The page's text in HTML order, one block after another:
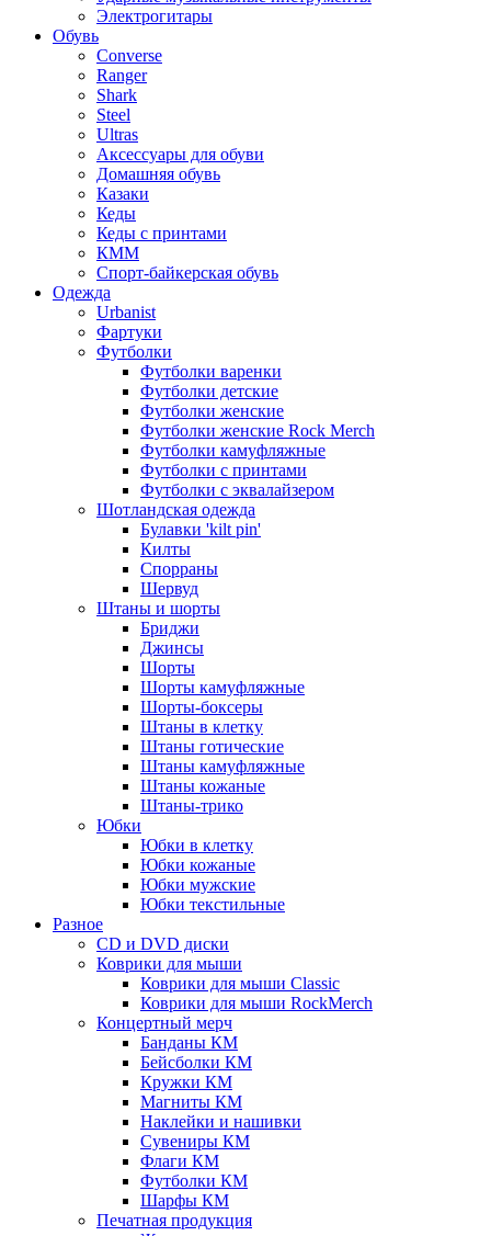
Электрогитары
Обувь
Converse
Ranger
Shark
Steel
Ultras
Аксессуары для обуви
Домашняя обувь
Казаки
Кеды
Кеды с принтами
КММ
Спорт-байкерская обувь
Одежда
Urbanist
Фартуки
Футболки
Футболки варенки
Футболки детские
Футболки женские
Футболки женские Rock Merch
Футболки камуфляжные
Футболки с принтами
Футболки с эквалайзером
Шотландская одежда
Булавки 'kilt pin'
Килты
Спорраны
Шервуд
Штаны и шорты
Бриджи
Джинсы
Шорты
Шорты камуфляжные
Шорты-боксеры
Штаны в клетку
Штаны готические
Штаны камуфляжные
Штаны кожаные
Штаны-трико
Юбки
Юбки в клетку
Юбки кожаные
Юбки мужские
Юбки текстильные
Разное
CD и DVD диски
Коврики для мыши
Коврики для мыши Classic
Коврики для мыши RockMerch
Концертный мерч
Банданы КМ
Бейсболки КМ
Кружки КМ
Магниты КМ
Наклейки и нашивки
Сувениры КМ
Флаги КМ
Футболки КМ
Шарфы КМ
Печатная продукция